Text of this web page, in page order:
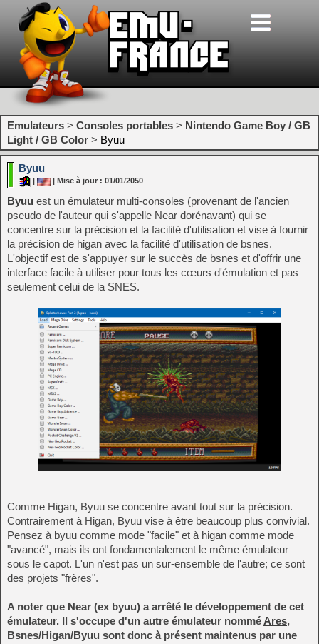
Emulateurs > Consoles portables > Nintendo Game Boy / GB
Light / GB Color > Byuu
Byuu
| Mise à jour : 01/01/2050
Byuu est un émulateur multi-consoles (provenant de l'ancien
pseudo de l'auteur qui s'appelle Near dorénavant) qui se
concentre sur la précision et la facilité d'utilisation et vise à fournir
la précision de higan avec la facilité d'utilisation de bsnes.
L'objectif est de s'appuyer sur le succès de bsnes et d'offrir une
interface facile à utiliser pour tous les cœurs d'émulation et pas
seulement celui de la SNES.
Comme Higan, Byuu se concentre avant tout sur la précision.
Contrairement à Higan, Byuu vise à être beaucoup plus convivial.
Pensez à byuu comme mode "facile" et à higan comme mode
"avancé", mais ils ont fondamentalement le même émulateur
sous le capot. L'un n'est pas un sur-ensemble de l'autre; ce sont
des projets "frères".
A noter que Near (ex byuu) a arrêté le développement de cet
émulateur. Il s'occupe d'un autre émulateur nommé Ares,
Bsnes/Higan/Byuu sont donc à présent maintenus par une